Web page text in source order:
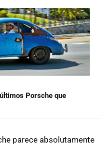
Porsche que
parece absolutamente